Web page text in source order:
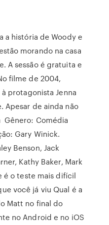
a história de Woody e
morando na casa
A sessão é gratuita e
filme de 2004,
protagonista Jenna
Apesar de ainda não
Gênero: Comédia
Gary Winick.
Benson, Jack
Kathy Baker, Mark
é o teste mais difícil
você já viu Qual é a
Matt no final do
no Android e no iOS